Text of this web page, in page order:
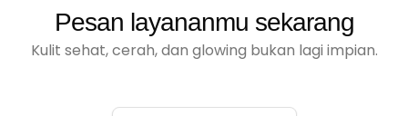
Pesan layananmu sekarang
Kulit sehat, cerah, dan glowing bukan lagi impian.